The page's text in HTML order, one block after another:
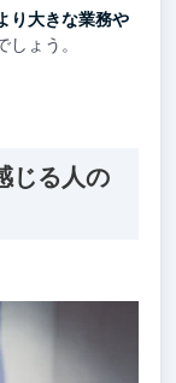
り大きな業務や
しょう。
じる人の